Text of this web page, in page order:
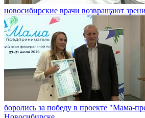
новосибирские врачи возвращают
боролись за победу в проекте "Мама-